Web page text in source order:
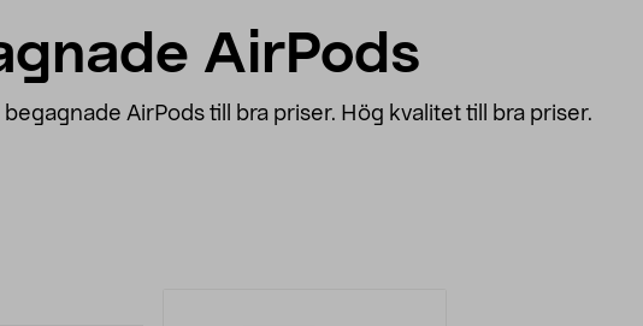
AirPods
AirPods till bra priser. Hög kvalitet till bra priser.